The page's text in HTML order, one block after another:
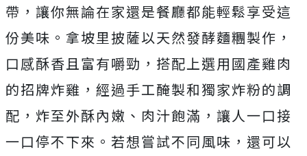
帶，讓你無論在家還是餐廳都能輕鬆享受這
份美味。拿坡里披薩以天然發酵麵糰製作，
口感酥香且富有嚼勁，搭配上選用國產雞肉
的招牌炸雞，經過手工醃製和獨家炸粉的調
配，炸至外酥內嫩、肉汁飽滿，讓人一口接
一口停不下來。若想嘗試不同風味，還可以